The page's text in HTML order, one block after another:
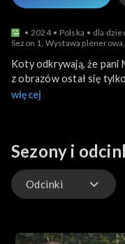
2024 Polska dla
Sezon 1, Wystawa
Koty odkrywają, że pani
z obrazów ostał się
wystawę plenerową. Z
więcej
Sezony i
Odcinki